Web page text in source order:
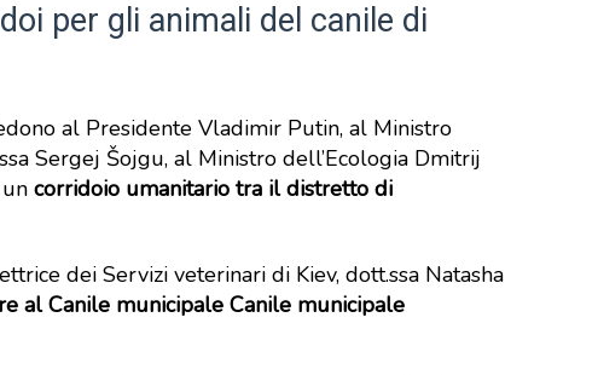
per gli animali del canile di
al Presidente Vladimir Putin, al Ministro
Sergej Šojgu, al Ministro dell’Ecologia Dmitrij
corridoio umanitario tra il distretto di
dei Servizi veterinari di Kiev, dott.ssa Natasha
al Canile municipale Canile municipale